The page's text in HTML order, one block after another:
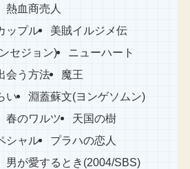
熱血商売人
ップル 美賊イルジメ伝
セジョン) ニューハート
会う方法 魔王
い 淵蓋蘇文(ヨンゲソムン)
春のワルツ 天国の樹
シャル プラハの恋人
男が愛するとき(2004/SBS)